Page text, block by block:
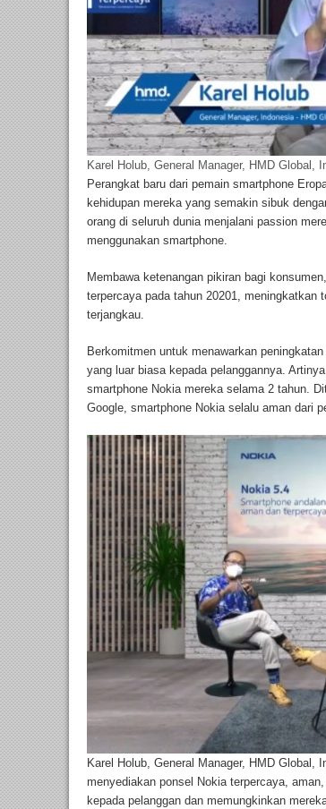
Karel Holub, General Manager, HMD Global,
Perangkat baru dari pemain smartphone
kehidupan mereka yang semakin sibuk
orang di seluruh dunia menjalani passion
menggunakan smartphone.
Membawa ketenangan pikiran bagi
terpercaya pada tahun 20201, meningkatkan
terjangkau.
Berkomitmen untuk menawarkan
yang luar biasa kepada pelanggannya.
smartphone Nokia mereka selama 2 tahun.
Google, smartphone Nokia selalu aman dari
Karel Holub, General Manager, HMD Global,
menyediakan ponsel Nokia terpercaya,
kepada pelanggan dan memungkinkan